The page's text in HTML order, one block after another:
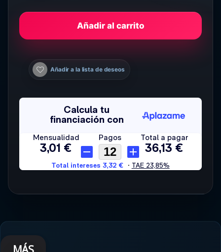
Añadir al carrito
Añadir a la lista de deseos